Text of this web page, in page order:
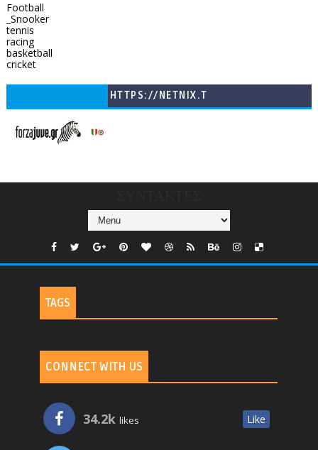
Football
_Snooker
tennis
racing
basketball
cricket
HTTPS://NETNIX.T
TAGS
CONNECT WITH US
34.2k likes Like